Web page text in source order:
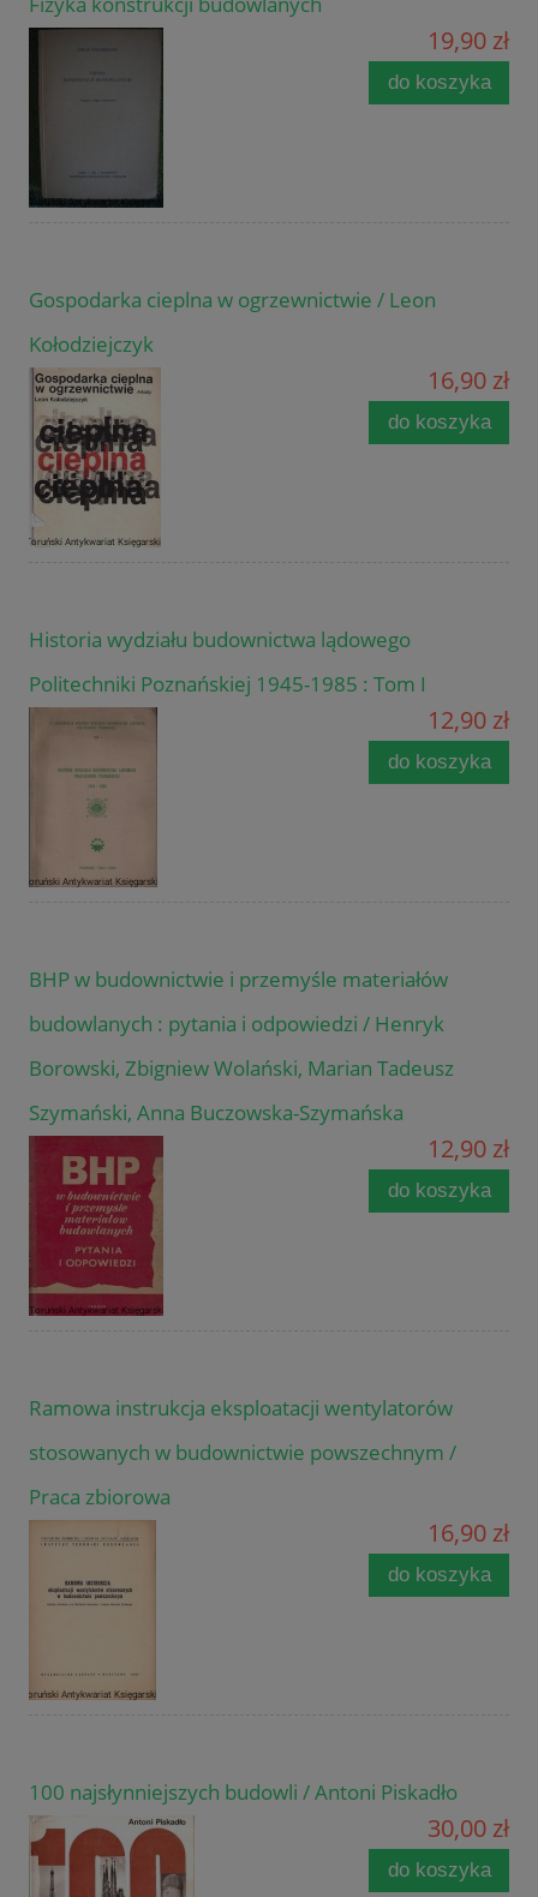
19,90 zł
do koszyka
Gospodarka cieplna w ogrzewnictwie / Leon
Kołodziejczyk
16,90 zł
do koszyka
Historia wydziału budownictwa lądowego
Politechniki Poznańskiej 1945-1985 : Tom I
12,90 zł
do koszyka
BHP w budownictwie i przemyśle materiałów
budowlanych : pytania i odpowiedzi / Henryk
Borowski, Zbigniew Wolański, Marian Tadeusz
Szymański, Anna Buczowska-Szymańska
12,90 zł
do koszyka
Ramowa instrukcja eksploatacji wentylatorów
stosowanych w budownictwie powszechnym /
Praca zbiorowa
16,90 zł
do koszyka
100 najsłynniejszych budowli / Antoni Piskadło
30,00 zł
do koszyka